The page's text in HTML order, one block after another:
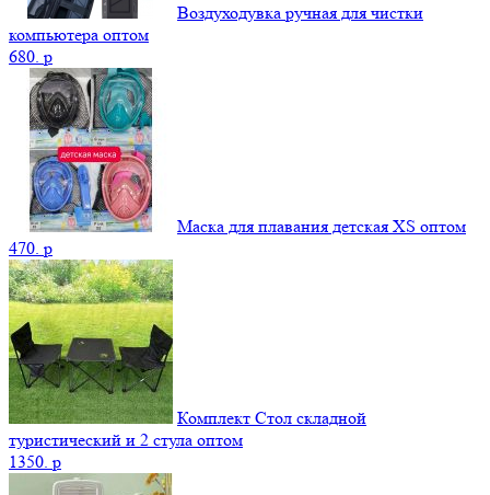
Воздуходувка ручная для чистки
компьютера оптом
680. p
Маска для плавания детская XS оптом
470. p
Комплект Стол складной
туристический и 2 стула оптом
1350. p